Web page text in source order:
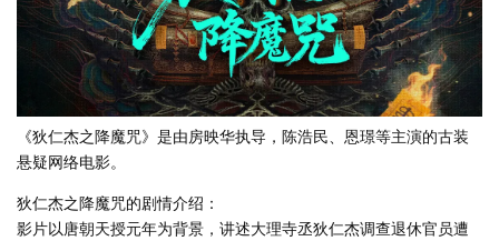
《狄仁杰之降魔咒》是由房映华执导，陈浩民、恩璟等主演的古装
悬疑网络电影。
狄仁杰之降魔咒的剧情介绍：
影片以唐朝天授元年为背景，讲述大理寺丞狄仁杰调查退休官员遭